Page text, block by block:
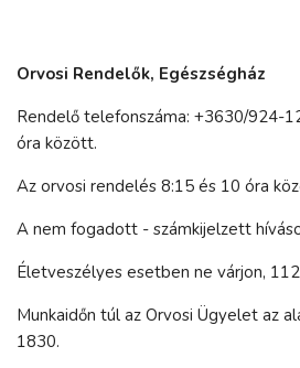
Orvosi Rendelők, Egészségház
Rendelő telefonszáma: +3630/924-
óra között.
Az orvosi rendelés 8:15 és 10 óra
A nem fogadott - számkijelzett
Életveszélyes esetben ne várjon,
Munkaidőn túl az Orvosi Ügyelet az
1830.